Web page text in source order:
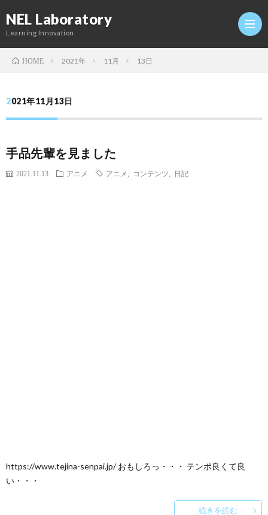
NEL Laboratory
Learning Innovation.
研
HOME 2021年 11月 13日
2021年11月13日
手品先輩を見ました
2021.11.13 アニメ アニメ コンテンツ 日記
https://www.tejina-senpai.jp/ おもしろっ・・・ テンポ良くて良
い・・・
続きを読む